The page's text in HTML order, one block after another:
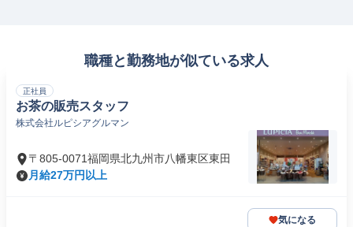
職種と勤務地が似ている求人
正社員
お茶の販売スタッフ
株式会社ルピシアグルマン
〒805-0071福岡県北九州市八幡東区東田
月給27万円以上
気になる